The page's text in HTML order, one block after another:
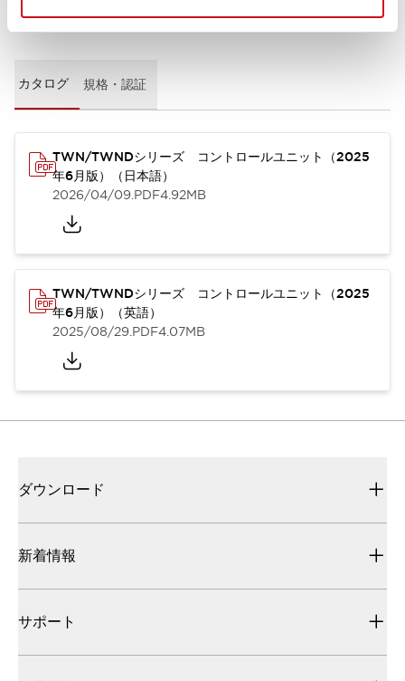
ドキュメントとファイル
カタログ 規格・認証
TWN/TWNDシリーズ コントロールユニット（2025
年6月版）（日本語）
2026/04/09.PDF4.92MB
TWN/TWNDシリーズ コントロールユニット（2025
年6月版）（英語）
2025/08/29.PDF4.07MB
ダウンロード
新着情報
サポート